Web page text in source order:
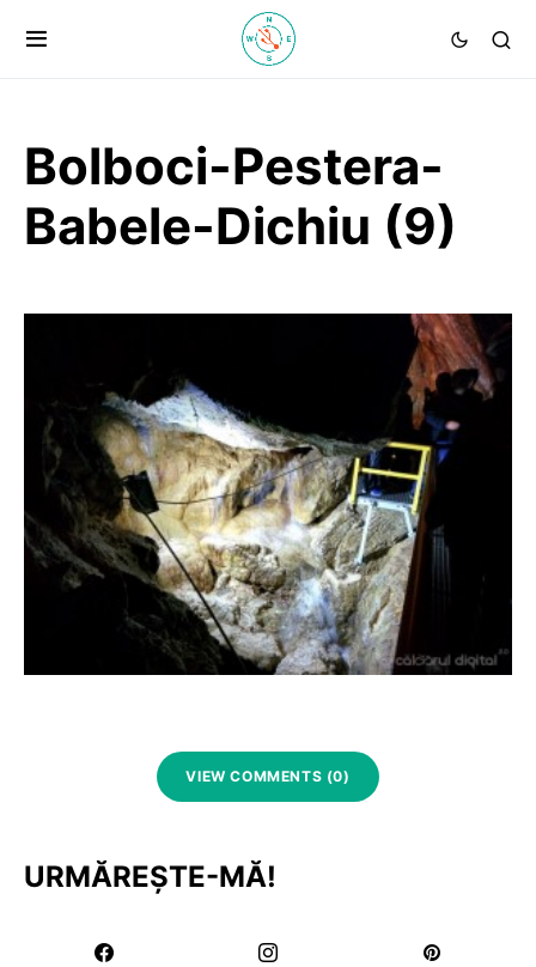
Bolboci-Pestera-
Babele-Dichiu (9)
VIEW COMMENTS (0)
URMĂREȘTE-MĂ!